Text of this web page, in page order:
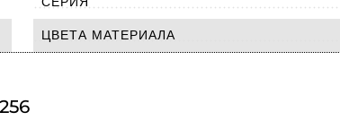
ЦВЕТА МАТЕРИАЛА